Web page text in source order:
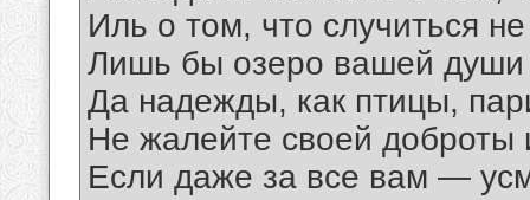
Иль о том, что случиться
Лишь бы озеро вашей души
Да надежды, как птицы,
Не жалейте своей доброты
Если даже за все вам —